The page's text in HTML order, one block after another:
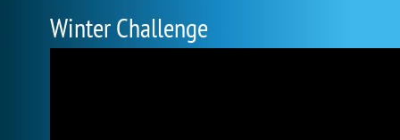
Winter Challenge